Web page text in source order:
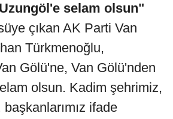
selam olsun"
çıkan AK Parti Van
Türkmenoğlu,
Gölü'ne, Van Gölü'nden
olsun. Kadim şehrimiz,
başkanlarımız ifade